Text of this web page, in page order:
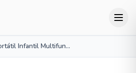
Berço Portátil Infantil Multifuncional Cercado com Mosquiteiro e Abertura Lateral